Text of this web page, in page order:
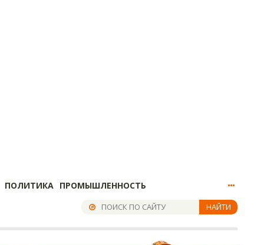
ПОЛИТИКА ПРОМЫШЛЕННОСТЬ
НАЙТИ